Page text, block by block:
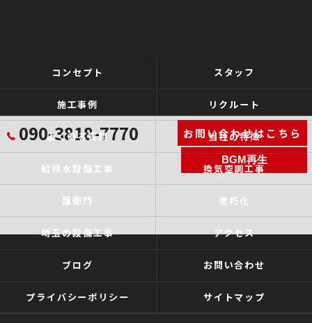
090-3818-7770 お問い合わせはこちら
BGM再生
コンセプト スタッフ
施工事例 リクルート
よくある質問 当社の特徴
給排水設備工事 換気空調工事
護衛門 老朽化
埼玉の設備工事 アクセス
ブログ お問い合わせ
プライバシーポリシー サイトマップ